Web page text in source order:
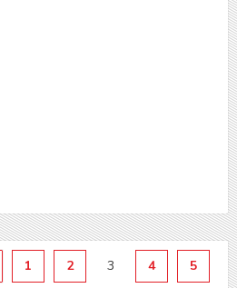
1 2 3 4 5